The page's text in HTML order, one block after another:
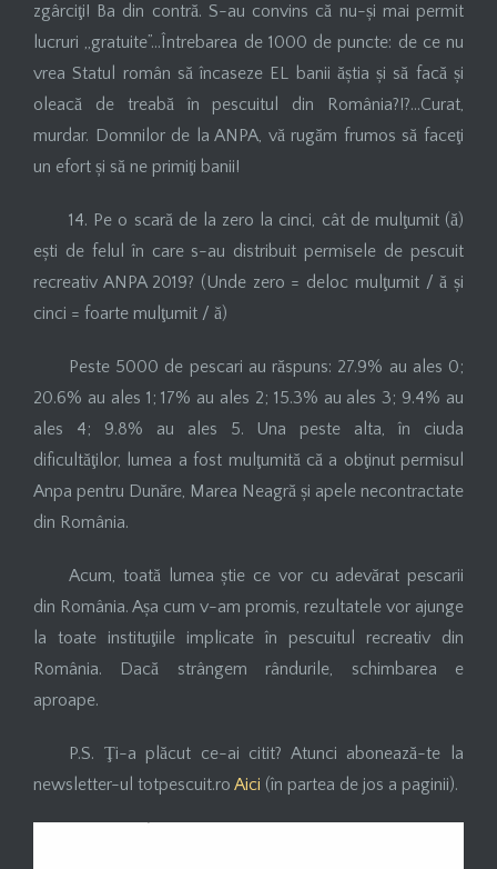
zgârciţi! Ba din contră. S-au convins că nu-și mai permit
lucruri „gratuite”…Întrebarea de 1000 de puncte: de ce nu
vrea Statul român să încaseze EL banii ăștia și să facă și
oleacă de treabă în pescuitul din România?!?…Curat,
murdar. Domnilor de la ANPA, vă rugăm frumos să faceţi
un efort și să ne primiţi banii!
14. Pe o scară de la zero la cinci, cât de mulţumit (ă)
ești de felul în care s-au distribuit permisele de pescuit
recreativ ANPA 2019? (Unde zero = deloc mulţumit / ă și
cinci = foarte mulţumit / ă)
Peste 5000 de pescari au răspuns: 27.9% au ales 0;
20.6% au ales 1; 17% au ales 2; 15.3% au ales 3; 9.4% au
ales 4; 9.8% au ales 5. Una peste alta, în ciuda
dificultăţilor, lumea a fost mulţumită că a obţinut permisul
Anpa pentru Dunăre, Marea Neagră și apele necontractate
din România.
Acum, toată lumea știe ce vor cu adevărat pescarii
din România. Așa cum v-am promis, rezultatele vor ajunge
la toate instituţiile implicate în pescuitul recreativ din
România. Dacă strângem rândurile, schimbarea e
aproape.
P.S. Ţi-a plăcut ce-ai citit? Atunci abonează-te la
newsletter-ul totpescuit.ro Aici (în partea de jos a paginii).